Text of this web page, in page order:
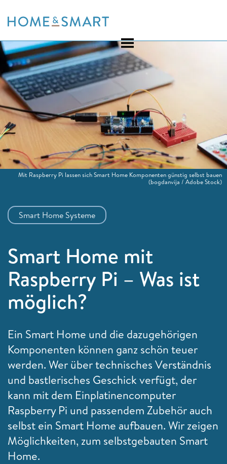
to
Smart Home Systeme
Smart Home mit
Raspberry Pi – Was ist
möglich?
Ein Smart Home und die dazugehörigen
Komponenten können ganz schön teuer
werden. Wer über technisches Verständnis
und bastlerisches Geschick verfügt, der
kann mit dem Einplatinencomputer
Raspberry Pi und passendem Zubehör auch
selbst ein Smart Home aufbauen. Wir zeigen
Möglichkeiten, zum selbstgebauten Smart
Home.
Mit Raspberry Pi lassen sich Smart Home Komponenten günstig selbst bauen
(bogdanvija / Adobe Stock)